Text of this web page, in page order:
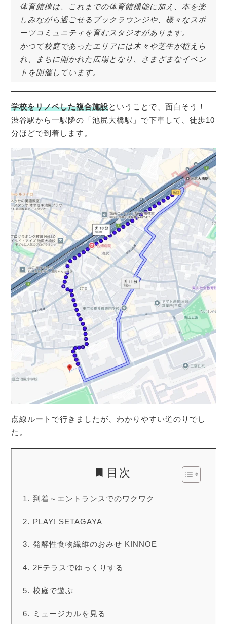
体育館棟は、これまでの体育館機能に加え、本を楽
しみながら過ごせるブックラウンジや、様々なスポ
ーツコミュニティを育むスタジオがあります。
かつて校庭であったエリアには木々や芝生が植えら
れ、まちに開かれた広場となり、さまざまなイベン
トを開催しています。
学校をリノベした複合施設ということで、面白そう！
渋谷駅から一駅隣の「池尻大橋駅」で下車して、徒歩10
分ほどで到着します。
点線ルートで行きましたが、わかりやすい道のりでし
た。
目次
到着～エントランスでのワクワク
PLAY! SETAGAYA
発酵性食物繊維のおみせ KINNOE
2Fテラスでゆっくりする
校庭で遊ぶ
ミュージカルを見る